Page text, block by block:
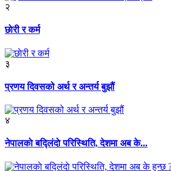
२
छाेरी र कर्म
३
प्रणय दिवसको अर्थ र अन्तर्य बुझौं
४
नेपालकाे बद्लिंदाे परिस्थिति, देशमा अब के...